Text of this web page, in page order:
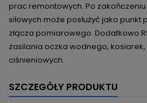
prac remontowych. Po
siłowych może posłużyć jako
złącza pomiarowego. Dodatkowo
zasilania oczka wodnego,
ciśnieniowych.
SZCZEGÓŁY PRODUKTU